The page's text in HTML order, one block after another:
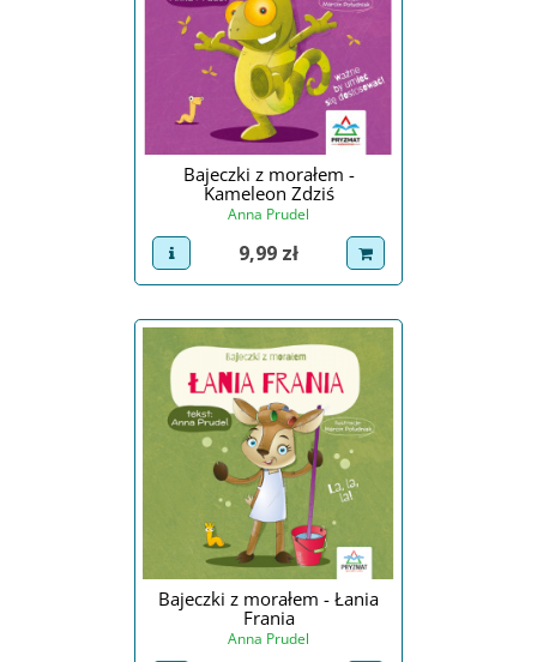
Bajeczki z morałem -
Kameleon Zdziś
Anna Prudel
view product
Cena
9,99 zł dodaj do koszyka
Bajeczki z morałem - Łania
Frania
Anna Prudel